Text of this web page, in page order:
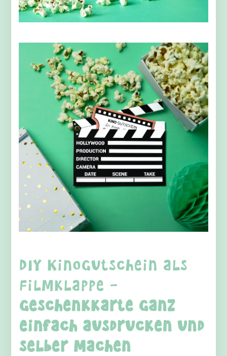
DIY Kinogutschein als
Filmklappe –
Geschenkkarte ganz
einfach ausdrucken und
selber machen